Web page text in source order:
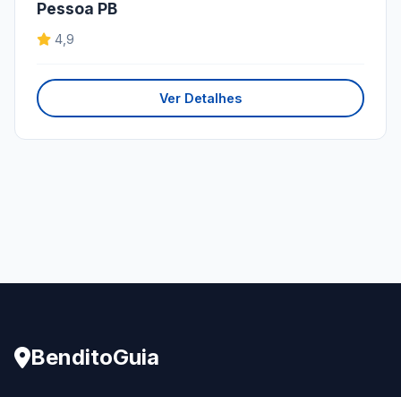
Pessoa PB
4,9
Ver Detalhes
BenditoGuia